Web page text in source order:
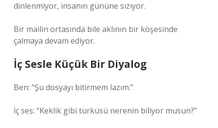
dinlenmiyor, insanın gününe sızıyor.
Bir mailin ortasında bile aklının bir köşesinde
çalmaya devam ediyor.
İç Sesle Küçük Bir Diyalog
Ben: “Şu dosyayı bitirmem lazım.”
İç ses: “Keklik gibi türküsü nerenin biliyor musun?”